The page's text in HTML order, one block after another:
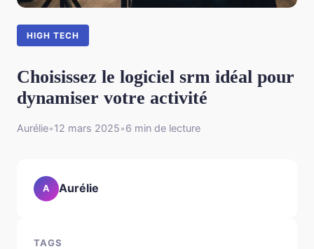
HIGH TECH
Choisissez le logiciel srm idéal pour
dynamiser votre activité
Aurélie•12 mars 2025•6 min de lecture
A Aurélie
TAGS